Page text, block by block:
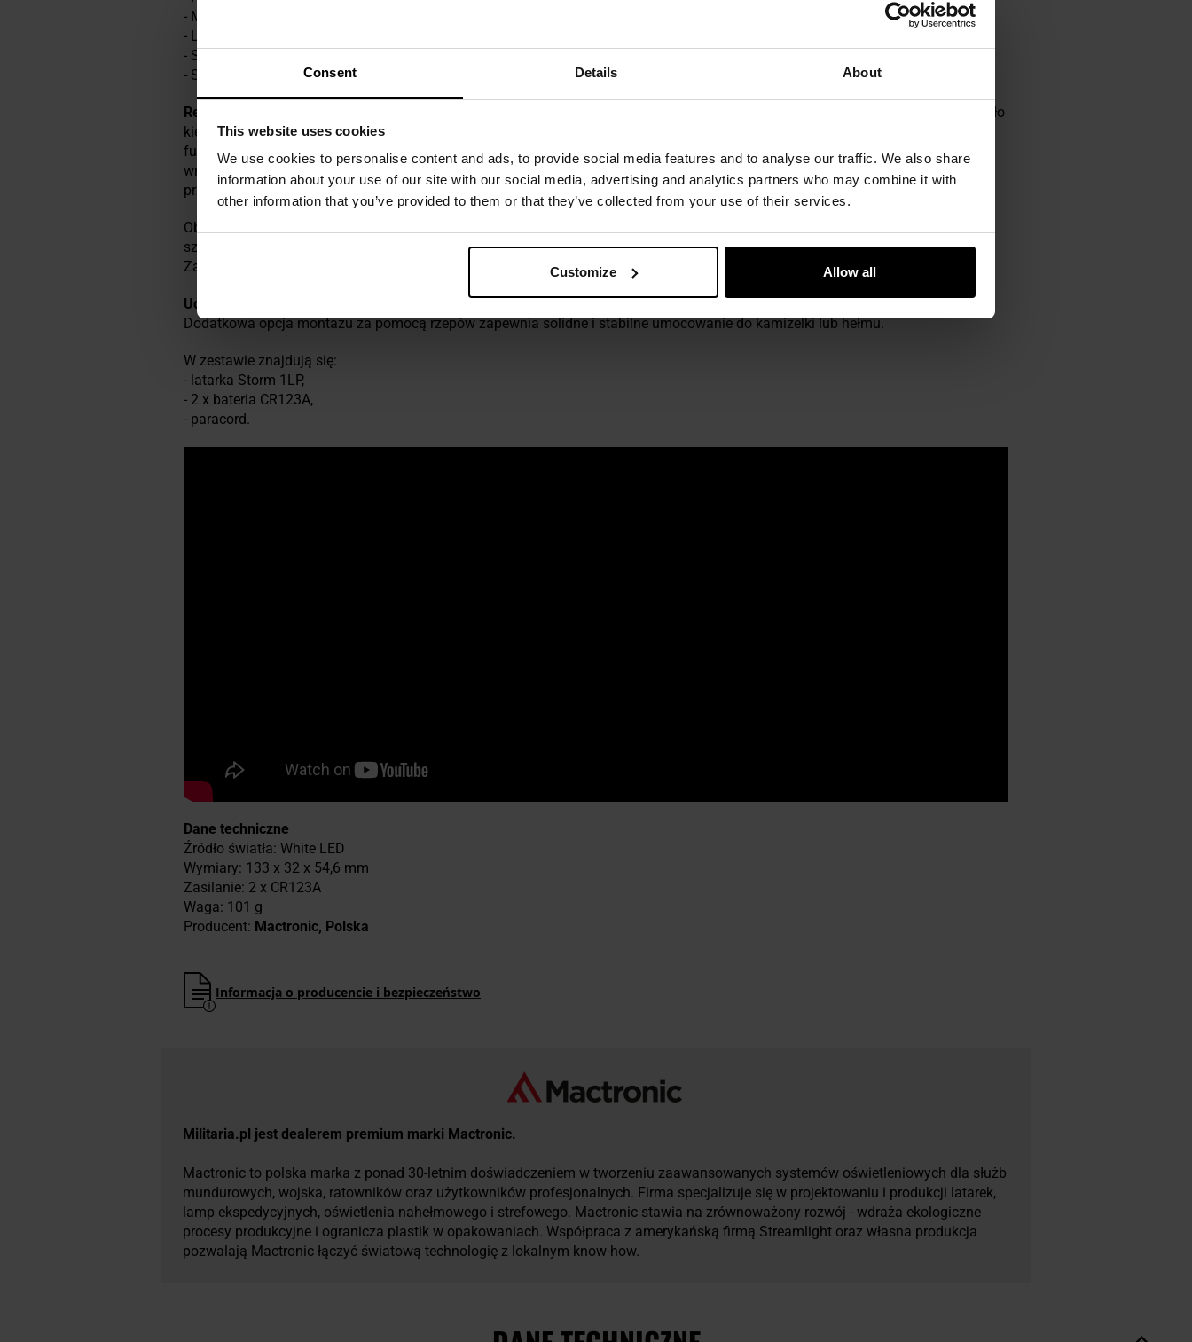
Consent Details About
This website uses cookies
We use cookies to personalise content and ads, to provide social media features and to analyse our traffic. We also share
information about your use of our site with our social media, advertising and analytics partners who may combine it with
other information that you’ve provided to them or that they’ve collected from your use of their services.
Customize Allow all
- Medium / 50 lumenów / 17 h 30 min / 29 m,
- Low / 10 lumenów / 80 h / 13 m,
- Strobe1 / 1 Hz / 95 h / -.
- Strobe2 / 1 Hz / 50 h / -.
Regulowana głowica
pozwala na ukierunkowanie światła pod odpowiednim kątem, w pięciu pozycjach od -45 do 45 stopni. Światło
kierunkowe oraz sygnalizatorIR+RGB
funkcja blokady systemu. Wbudowany system
IFF
(Identification Friend or Foe) umożliwia szybką identyfikację przyjaciela lub
wroga.Tryb strobo 1 Hz
aktywowany jest poprzez wybranie i uruchomienie pożądanego trybu i natężenia, a następnie
przytrzymanie przycisku.
Obudowa latarki wykonana została z lekkiego i wytrzymałego tworzywa sztucznego wzmocnionego włóknem szklanym. Klasa
szczelności
ochronę przed wnikaniem pyłu oraz odporność na długotrwałe zanurzenie w wodzie.
Zasilanie podstawowe stanowią dwie baterie CR123A.
Uchwyt o niskim profilu
umożliwia przymocowanie do hełmu, który jest wyposażony w boczne szyny np. ARC, Ops-Core FAST.
Dodatkowa opcja montażu za pomocą rzepów zapewnia solidne i stabilne umocowanie do kamizelki lub hełmu.
W zestawie znajdują się:
- latarka Storm 1LP,
- 2 x bateria CR123A,
- paracord.
Dane techniczne
Źródło światła: White LED
Wymiary: 133 x 32 x 54,6 mm
Zasilanie: 2 x CR123A
Waga: 101 g
Producent: Mactronic, Polska
Informacja o producencie i bezpieczeństwo
Militaria.pl jest dealerem premium marki Mactronic.
Mactronic to polska marka z ponad 30-letnim doświadczeniem w tworzeniu zaawansowanych systemów oświetleniowych dla służb
mundurowych, wojska, ratowników oraz użytkowników profesjonalnych. Firma specjalizuje się w projektowaniu i produkcji latarek,
lamp ekspedycyjnych, oświetlenia nahełmowego i strefowego. Mactronic stawia na zrównoważony rozwój - wdraża ekologiczne
procesy produkcyjne i ogranicza plastik w opakowaniach. Współpraca z amerykańską firmą Streamlight oraz własna produkcja
pozwalają Mactronic łączyć światową technologię z lokalnym know-how.